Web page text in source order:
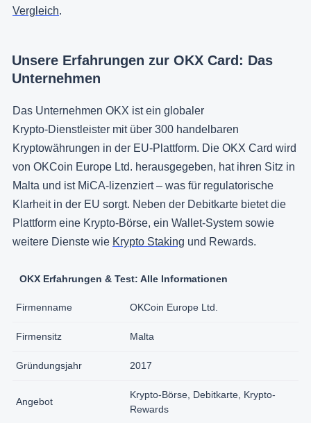
Vergleich.
Unsere Erfahrungen zur OKX Card: Das
Unternehmen
Das Unternehmen OKX ist ein globaler
Krypto‑Dienstleister mit über 300 handelbaren
Kryptowährungen in der EU‑Plattform. Die OKX Card wird
von OKCoin Europe Ltd. herausgegeben, hat ihren Sitz in
Malta und ist MiCA‑lizenziert – was für regulatorische
Klarheit in der EU sorgt. Neben der Debitkarte bietet die
Plattform eine Krypto‑Börse, ein Wallet‑System sowie
weitere Dienste wie Krypto Staking und Rewards.
OKX Erfahrungen & Test: Alle Informationen
Firmenname OKCoin Europe Ltd.
Firmensitz Malta
Gründungsjahr 2017
Angebot
Krypto-Börse, Debitkarte, Krypto-
Rewards